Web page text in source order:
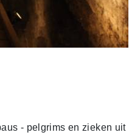
- pelgrims en zieken uit